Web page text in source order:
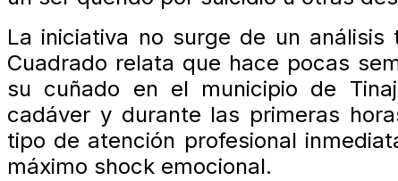
La iniciativa no surge de un
Cuadrado relata que hace pocas
su cuñado en el municipio de
cadáver y durante las primeras
tipo de atención profesional
máximo shock emocional.